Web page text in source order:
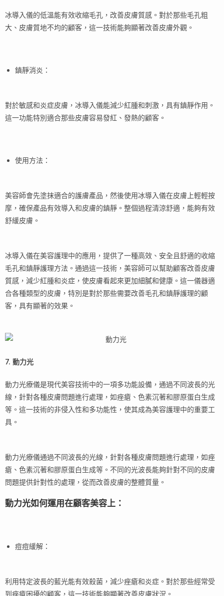
冰導入儀的低溫能有效收縮毛孔，改善皮膚質感。對於那些毛孔粗
大、皮膚質地不均的顧客，這一技術能夠顯著改善皮膚外觀。
鎮靜消炎：
對於敏感和炎症皮膚，冰導入儀能減少紅腫和刺激，具有鎮靜作用。
這一功能特別適合那些皮膚容易發紅、發熱的顧客。
使用方法：
美容師會先塗抹適合的護膚產品，然後使用冰導入儀在皮膚上輕輕按
摩，確保產品有效導入和皮膚的鎮靜。整個過程清涼舒適，能夠有效
舒緩皮膚。
冰導入儀在美容護理中的應用，提供了一種高效、安全且舒適的收縮
毛孔和鎮靜護理方法。通過這一技術，美容師可以幫助顧客改善皮膚
質感，減少紅腫和炎症，使皮膚看起來更加細膩和健康。這一儀器適
合各種類型的皮膚，特別是對於那些需要改善毛孔和鎮靜護理的顧
客，具有顯著的效果。
7. 動力光
動力光療儀是現代美容技術中的一項多功能設備，通過不同波長的光
線，針對各種皮膚問題進行處理，如痤瘡、色素沉著和膠原蛋白生成
等。這一技術的非侵入性和多功能性，使其成為美容護理中的重要工
具。
動力光療儀通過不同波長的光線，針對各種皮膚問題進行處理，如痤
瘡、色素沉著和膠原蛋白生成等。不同的光波長能夠針對不同的皮膚
問題提供針對性的處理，從而改善皮膚的整體質量。
動力光如何運用在顧客美容上：
痘痘緩解：
利用特定波長的藍光能有效殺菌，減少痤瘡和炎症。對於那些經常受
到痤瘡困擾的顧客，這一技術能夠顯著改善皮膚狀況。